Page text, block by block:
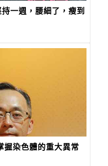
一週，腰細了，瘦到
握染色體的重大異常